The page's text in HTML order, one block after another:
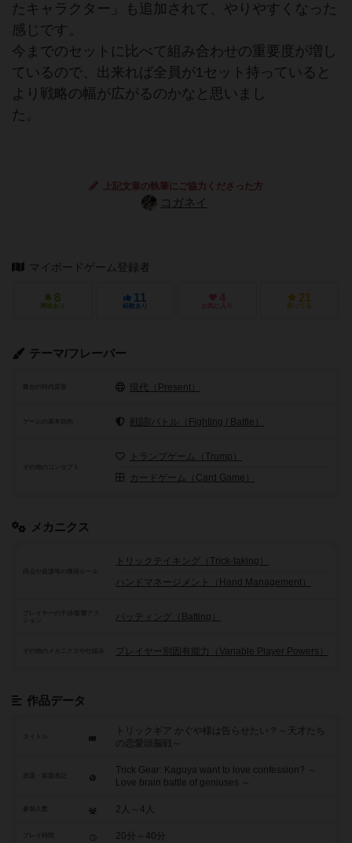
たキャラクター」も追加されて、やりやすくなった
感じです。
今までのセットに比べて組み合わせの重要度が増し
ているので、出来れば全員が1セット持っていると
より戦略の幅が広がるのかなと思いまし
た。
上記文章の執筆にご協力くださった方
コガネイ
マイボードゲーム登録者
8
興味あり
11
経験あり
4
お気に入り
21
持ってる
テーマ/フレーバー
舞台の時代背景 現代（Present）
ゲームの基本目的 戦闘/バトル（Fighting / Battle）
その他のコンセプト
トランプゲーム（Trump）
カードゲーム（Card Game）
メカニクス
トリックテイキング（Trick-taking）
ハンドマネージメント（Hand Management）
プレイヤーの干渉/影響アク
バッティング（Batting）
その他のメカニクスや仕組み プレイヤー別固有能力（Variable Player Powers）
作品データ
タイトル
トリックギア かぐや様は告らせたい？～天才たち
の恋愛頭脳戦～
Trick Gear: Kaguya want to love confession? ～
Love brain battle of geniuses ～
参加人数 2人～4人
20分～40分